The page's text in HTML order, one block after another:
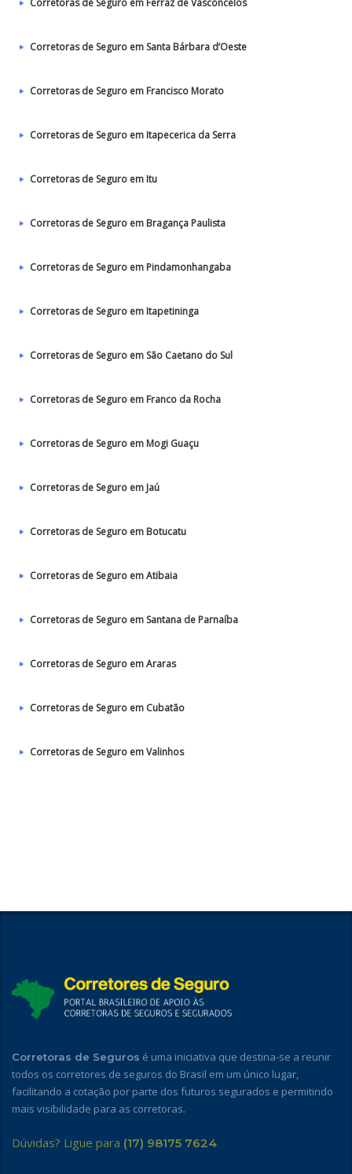
Corretoras de Seguro em Ferraz de Vasconcelos
Corretoras de Seguro em Santa Bárbara d’Oeste
Corretoras de Seguro em Francisco Morato
Corretoras de Seguro em Itapecerica da Serra
Corretoras de Seguro em Itu
Corretoras de Seguro em Bragança Paulista
Corretoras de Seguro em Pindamonhangaba
Corretoras de Seguro em Itapetininga
Corretoras de Seguro em São Caetano do Sul
Corretoras de Seguro em Franco da Rocha
Corretoras de Seguro em Mogi Guaçu
Corretoras de Seguro em Jaú
Corretoras de Seguro em Botucatu
Corretoras de Seguro em Atibaia
Corretoras de Seguro em Santana de Parnaíba
Corretoras de Seguro em Araras
Corretoras de Seguro em Cubatão
Corretoras de Seguro em Valinhos
Corretoras de Seguros é uma iniciativa que destina-se a reunir
todos os corretores de seguros do Brasil em um único lugar,
facilitando a cotação por parte dos futuros segurados e permitindo
mais visibilidade para as corretoras.
Dúvidas? Ligue para (17) 98175 7624